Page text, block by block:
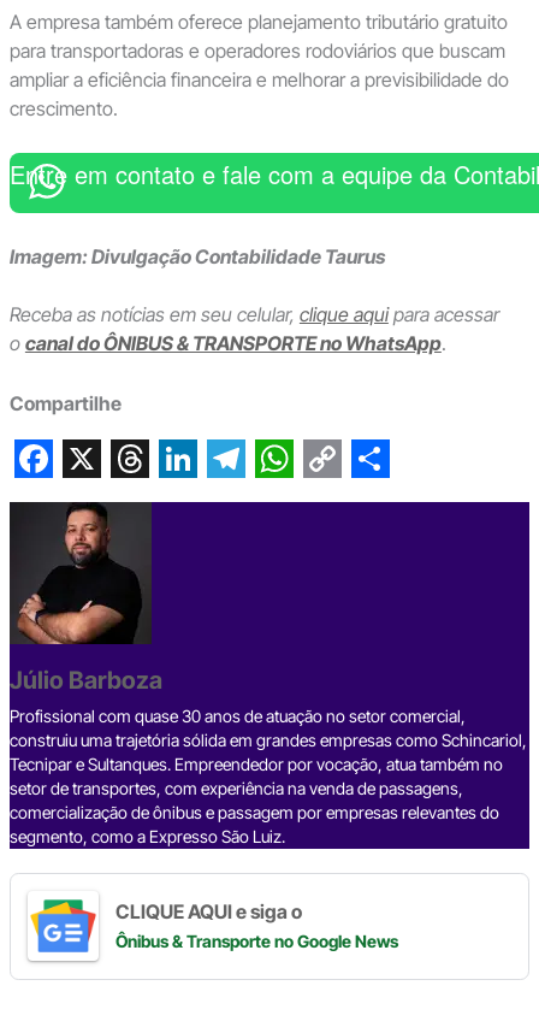
A empresa também oferece planejamento tributário gratuito
para transportadoras e operadores rodoviários que buscam
ampliar a eficiência financeira e melhorar a previsibilidade do
crescimento.
Entre em contato e fale com a equipe da
Imagem: Divulgação Contabilidade Taurus
Receba as notícias em seu celular, clique aquipara acessar
o canal do ÔNIBUS & TRANSPORTE no WhatsApp.
Compartilhe
F
e
b
o
o
k
X T
h
r
e
a
d
s
L
d
I
n
T
a
m
W
p
p
C
n
k
S
Júlio Barboza
Profissional com quase 30 anos de atuação no setor comercial,
construiu uma trajetória sólida em grandes empresas como Schincariol,
Tecnipar e Sultanques. Empreendedor por vocação, atua também no
setor de transportes, com experiência na venda de passagens,
comercialização de ônibus e passagem por empresas relevantes do
segmento, como a Expresso São Luiz.
CLIQUE AQUI e siga o
Ônibus & Transporteno Google News